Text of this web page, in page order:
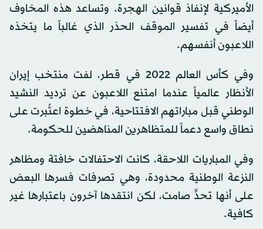
الأميركية لإنفاذ قوانين الهجرة. وتساعد هذه المخاوف
أيضاً في تفسير الموقف الحذر الذي غالباً ما يتخذه
اللاعبون أنفسهم.
وفي كأس العالم 2022 في قطر، لفت منتخب إيران
الأنظار عالمياً عندما امتنع اللاعبون عن ترديد النشيد
الوطني قبل مباراتهم الافتتاحية، في خطوة اعتُبرت على
نطاق واسع دعماً للمتظاهرين المناهضين للحكومة.
وفي المباريات اللاحقة، كانت الاحتفالات خافتة ومظاهر
النزعة الوطنية محدودة، وهي تصرفات فسرها البعض
على أنها تحدٍّ صامت، لكن انتقدها آخرون باعتبارها غير
كافية.